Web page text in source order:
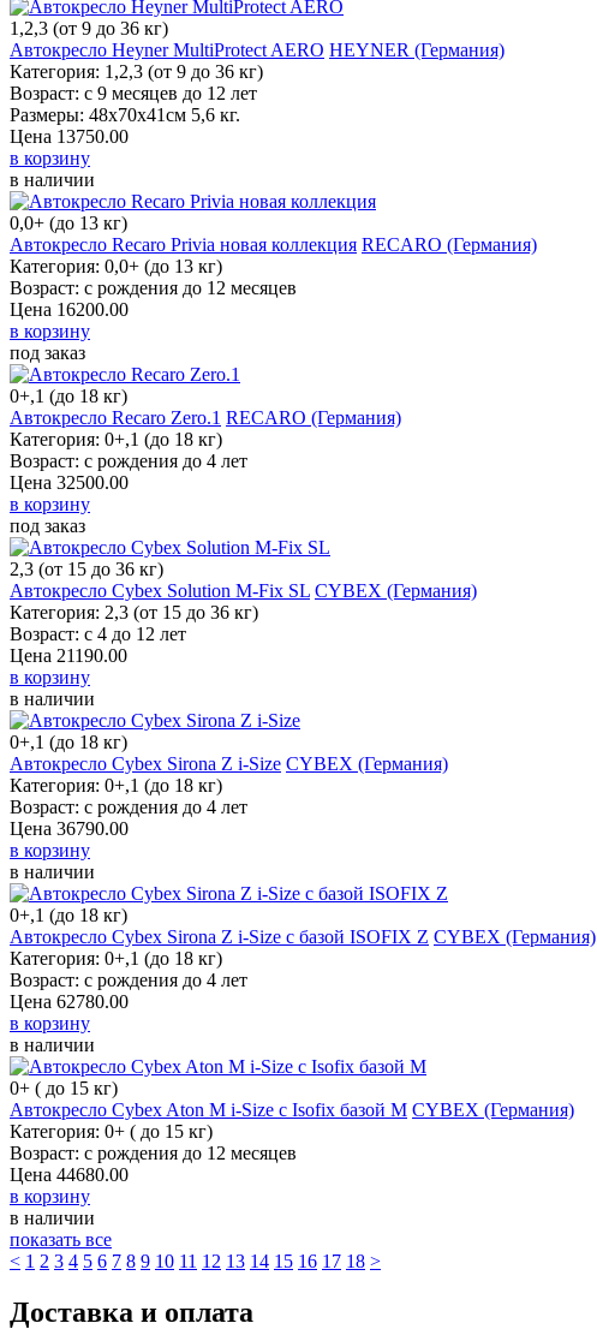
1,2,3 (от 9 до 36 кг)
Автокресло Heyner MultiProtect AERO HEYNER (Германия)
Категория: 1,2,3 (от 9 до 36 кг)
Возраст: с 9 месяцев до 12 лет
Размеры: 48х70x41см 5,6 кг.
Цена 13750.00
в корзину
в наличии
0,0+ (до 13 кг)
Автокресло Recaro Privia новая коллекция RECARO (Германия)
Категория: 0,0+ (до 13 кг)
Возраст: с рождения до 12 месяцев
Цена 16200.00
в корзину
под заказ
0+,1 (до 18 кг)
Автокресло Recaro Zero.1 RECARO (Германия)
Категория: 0+,1 (до 18 кг)
Возраст: с рождения до 4 лет
Цена 32500.00
в корзину
под заказ
2,3 (от 15 до 36 кг)
Автокресло Cybex Solution M-Fix SL CYBEX (Германия)
Категория: 2,3 (от 15 до 36 кг)
Возраст: с 4 до 12 лет
Цена 21190.00
в корзину
в наличии
0+,1 (до 18 кг)
Автокресло Cybex Sirona Z i-Size CYBEX (Германия)
Категория: 0+,1 (до 18 кг)
Возраст: с рождения до 4 лет
Цена 36790.00
в корзину
в наличии
0+,1 (до 18 кг)
Автокресло Cybex Sirona Z i-Size c базой ISOFIX Z CYBEX (Германия)
Категория: 0+,1 (до 18 кг)
Возраст: с рождения до 4 лет
Цена 62780.00
в корзину
в наличии
0+ ( до 15 кг)
Автокресло Cybex Aton M i-Size с Isofix базой M CYBEX (Германия)
Категория: 0+ ( до 15 кг)
Возраст: с рождения до 12 месяцев
Цена 44680.00
в корзину
в наличии
показать все
< 1 2 3 4 5 6 7 8 9 10 11 12 13 14 15 16 17 18 >
Доставка и оплата